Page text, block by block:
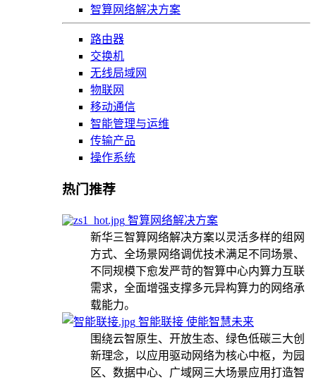
智算网络解决方案
路由器
交换机
无线局域网
物联网
移动通信
智能管理与运维
传输产品
操作系统
热门推荐
智算网络解决方案
新华三智算网络解决方案以灵活多样的组网
方式、全场景网络调优技术满足不同场景、
不同规模下愈发严苛的智算中心内算力互联
需求，全面增强支撑多元异构算力的网络承
载能力。
智能联接 使能智慧未来
围绕云智原生、开放生态、绿色低碳三大创
新理念，以应用驱动网络为核心中枢，为园
区、数据中心、广域网三大场景应用打造智